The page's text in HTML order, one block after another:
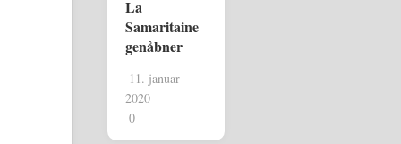
La
Samaritaine
genåbner
11. januar
2020
0